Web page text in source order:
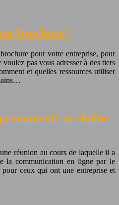
brochure?
pour votre entreprise, pour
pas vous adresser à des tiers
et quelles ressources utiliser
sa chaîne
réunion au cours de laquelle il a
la communication en ligne par le
ceux qui ont une entreprise et